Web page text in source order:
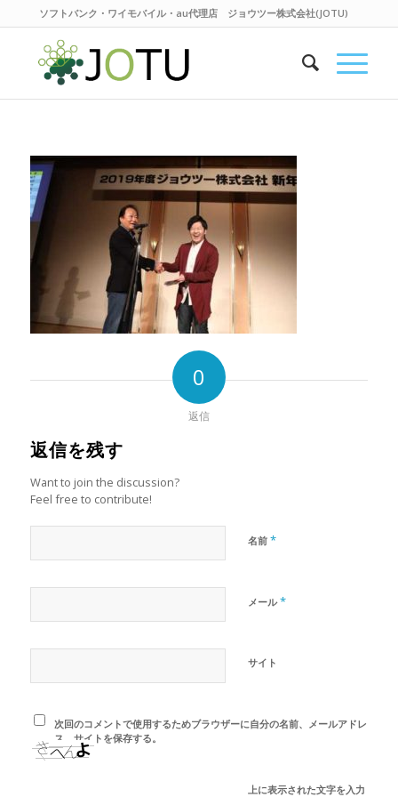
ソフトバンク・ワイモバイル・au代理店 ジョウツー株式会社(JOTU)
0
返信
返信を残す
Want to join the discussion?
Feel free to contribute!
名前 *
メール*
サイト
次回のコメントで使用するためブラウザーに自分の名前、メールアドレ
ス、サイトを保存する。
上に表示された文字を入力